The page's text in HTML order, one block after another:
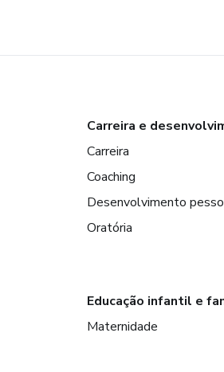
Carreira e
Carreira
Coaching
Desenvolvimento
Oratória
Educação infantil e
Maternidade